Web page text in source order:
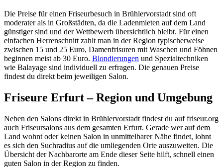
Die Preise für einen Friseurbesuch in Brühlervorstadt sind oft
moderater als in Großstädten, da die Ladenmieten auf dem Land
günstiger sind und der Wettbewerb übersichtlich bleibt. Für einen
einfachen Herrenschnitt zahlt man in der Region typischerweise
zwischen 15 und 25 Euro, Damenfrisuren mit Waschen und Föhnen
beginnen meist ab 30 Euro. Blondierungen und Spezialtechniken
wie Balayage sind individuell zu erfragen. Die genauen Preise
findest du direkt beim jeweiligen Salon.
Friseure Erfurt – Region und Umgebung
Neben den Salons direkt in Brühlervorstadt findest du auf friseur.org
auch Friseursalons aus dem gesamten Erfurt. Gerade wer auf dem
Land wohnt oder keinen Salon in unmittelbarer Nähe findet, lohnt
es sich den Suchradius auf die umliegenden Orte auszuweiten. Die
Übersicht der Nachbarorte am Ende dieser Seite hilft, schnell einen
guten Salon in der Region zu finden.